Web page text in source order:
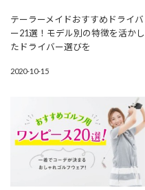
テーラーメイドおすすめドライバ
ー21選！モデル別の特徴を活かし
たドライバー選びを
2020-10-15